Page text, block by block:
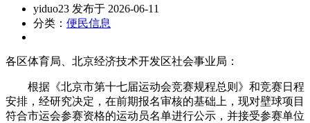
yiduo23 发布于 2026-06-11
分类： 便民信息
各区体育局、北京经济技术开发区社会事业局：
根据《北京市第十七届运动会竞赛规程总则》和竞赛日程
安排，经研究决定，在前期报名审核的基础上，现对壁球项目
符合市运会参赛资格的运动员名单进行公示，并接受参赛单位